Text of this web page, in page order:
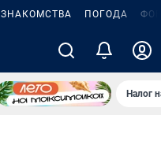
ЗНАКОМСТВА ПОГОДА
Налог